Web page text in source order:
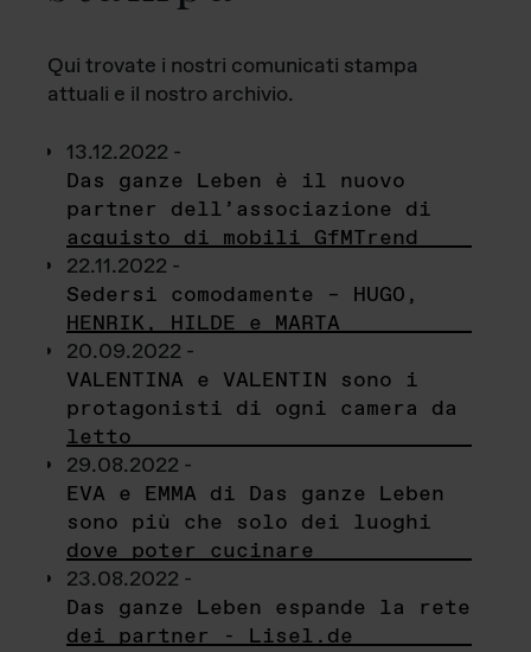
Qui trovate i nostri comunicati stampa
attuali e il nostro archivio.
13.12.2022 -
Das ganze Leben è il nuovo
partner dell’associazione di
acquisto di mobili GfMTrend
22.11.2022 -
Sedersi comodamente – HUGO,
HENRIK, HILDE e MARTA
20.09.2022 -
VALENTINA e VALENTIN sono i
protagonisti di ogni camera da
letto
29.08.2022 -
EVA e EMMA di Das ganze Leben
sono più che solo dei luoghi
dove poter cucinare
23.08.2022 -
Das ganze Leben espande la rete
dei partner - Lisel.de